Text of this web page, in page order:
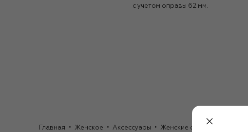
с учетом оправы 62 мм.
Главная Женское Аксессуары Женские очки